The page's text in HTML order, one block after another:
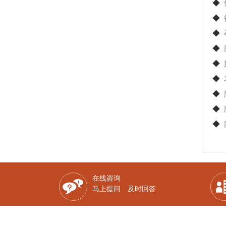
◆
◆
◆
◆
◆
◆
◆
◆
◆
在线咨询
马上提问 及时回答